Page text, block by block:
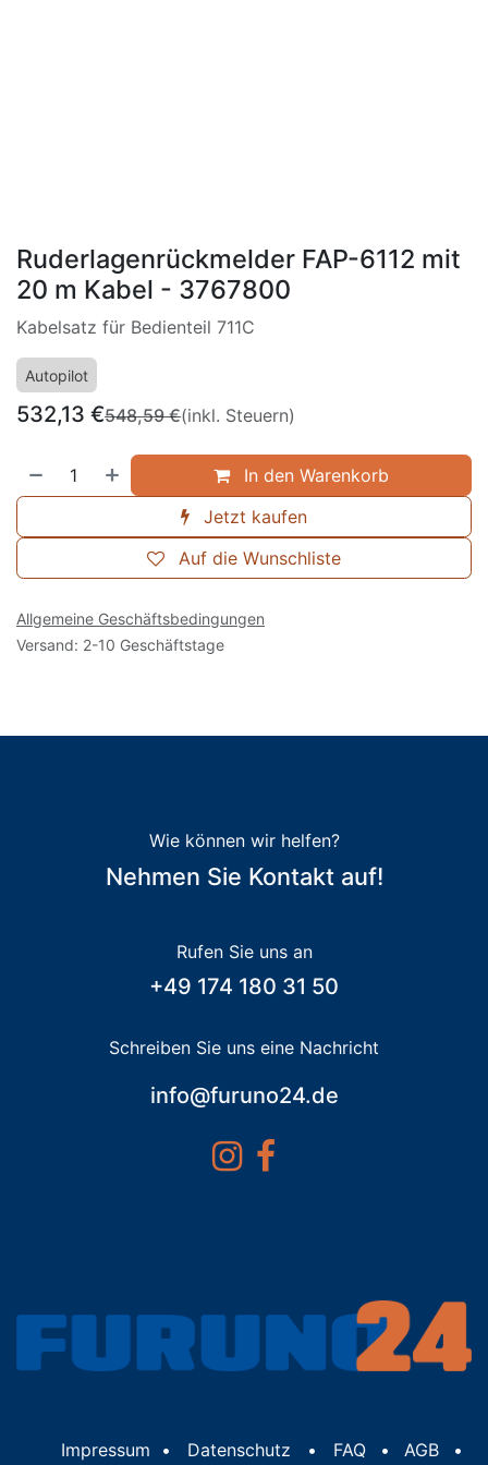
Ruderlagenrückmelder FAP-6112 mit
20 m Kabel - 3767800
Kabelsatz für Bedienteil 711C
Autopilot
532,13 €548,59€(inkl. Steuern)
In den Warenkorb
Jetzt kaufen
Auf die Wunschliste
Allgemeine Geschäftsbedingungen
Versand: 2-10 Geschäftstage
Wie können wir helfen?
Nehmen Sie Kontakt auf!
Rufen Sie uns an
+49 174 180 31 50
Schreiben Sie uns eine Nachricht
info@furuno24.de
Impressum • Datenschutz • FAQ • AGB •